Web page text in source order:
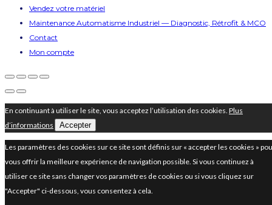
Vendez votre matériel
Maintenance Automatisme Industriel — Diagnostic, Rétrofit & MCO
Contact
Mon compte
En continuant à utiliser le site, vous acceptez l’utilisation des cookies. Plus
d’informations
Accepter
Les paramètres des cookies sur ce site sont définis sur « accepter les cookies »
vous offrir la meilleure expérience de navigation possible. Si vous continuez à
utiliser ce site sans changer vos paramètres de cookies ou si vous cliquez sur
"Accepter" ci-dessous, vous consentez à cela.